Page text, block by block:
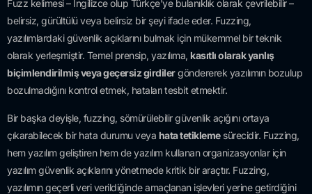
Fuzz kelimesi – İngilizce olup Türkçe’ye bulanıklık olarak çevrilebilir –
belirsiz, gürültülü veya belirsiz bir şeyi ifade eder. Fuzzing,
yazılımlardaki güvenlik açıklarını bulmak için mükemmel bir teknik
olarak yerleşmiştir. Temel prensip, yazılıma, kasıtlı olarak yanlış
biçimlendirilmiş veya geçersiz girdilergöndererek yazılımın bozulup
bozulmadığını kontrol etmek, hataları tesbit etmektir.
Bir başka deyişle, fuzzing, sömürülebilir güvenlik açığını ortaya
çıkarabilecek bir hata durumu veya hata tetiklemesürecidir. Fuzzing,
hem yazılım geliştiren hem de yazılım kullanan organizasyonlar için
yazılım güvenlik açıklarını yönetmede kritik bir araçtır. Fuzzing,
yazılımın geçerli veri verildiğinde amaçlanan işlevleri yerine getirdiğini